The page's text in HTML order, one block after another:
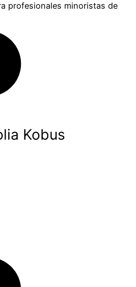
profesionales minoristas de
Kobus